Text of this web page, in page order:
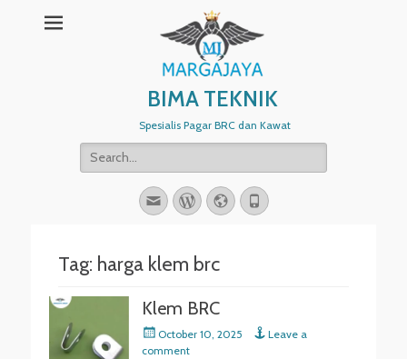
BIMA TEKNIK
Spesialis Pagar BRC dan Kawat
Search
for:
EmailWordPress
WebsitePhone
Tag: harga klem brc
Klem BRC
Posted
on
October 10, 2025
Leave a
comment